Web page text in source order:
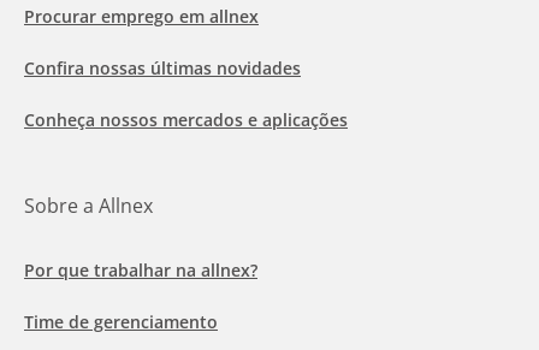
Procurar emprego em allnex
Confira nossas últimas novidades
Conheça nossos mercados e aplicações
Sobre a Allnex
Por que trabalhar na allnex?
Time de gerenciamento